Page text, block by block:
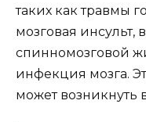
таких как травмы
мозговая инсульт,
спинномозговой
инфекция мозга.
может возникнуть